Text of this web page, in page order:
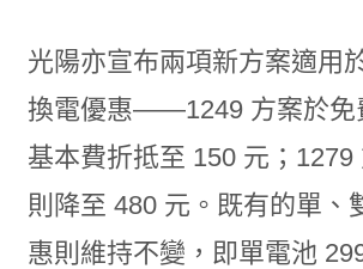
光陽亦宣布兩項新方案適用
換電優惠——1249 方案於免
基本費折抵至 150 元；1279
則降至 480 元。既有的單、
惠則維持不變，即單電池